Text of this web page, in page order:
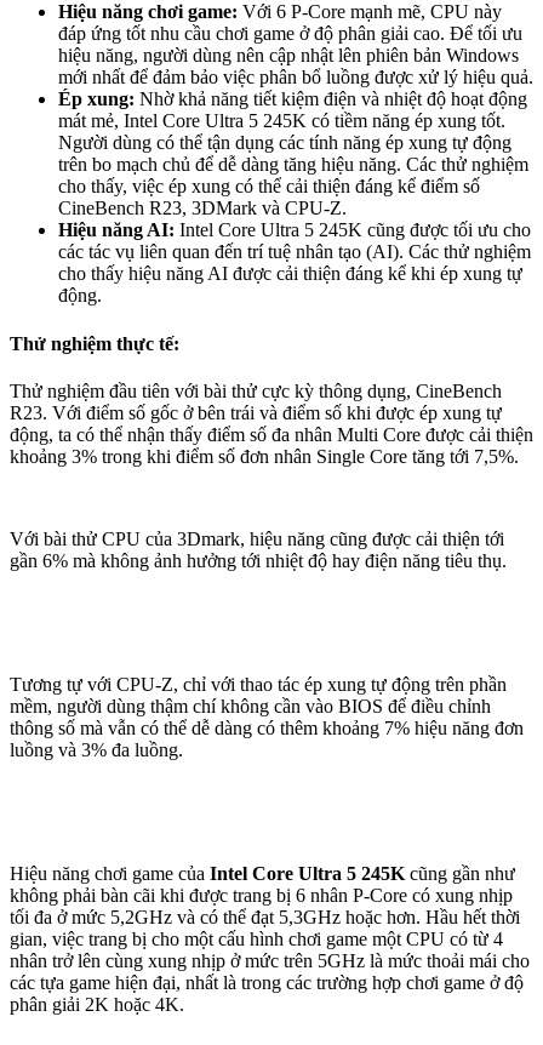
Hiệu năng chơi game: Với 6 P-Core mạnh mẽ, CPU này
đáp ứng tốt nhu cầu chơi game ở độ phân giải cao. Để tối ưu
hiệu năng, người dùng nên cập nhật lên phiên bản Windows
mới nhất để đảm bảo việc phân bổ luồng được xử lý hiệu quả.
Ép xung: Nhờ khả năng tiết kiệm điện và nhiệt độ hoạt động
mát mẻ, Intel Core Ultra 5 245K có tiềm năng ép xung tốt.
Người dùng có thể tận dụng các tính năng ép xung tự động
trên bo mạch chủ để dễ dàng tăng hiệu năng. Các thử nghiệm
cho thấy, việc ép xung có thể cải thiện đáng kể điểm số
CineBench R23, 3DMark và CPU-Z.
Hiệu năng AI: Intel Core Ultra 5 245K cũng được tối ưu cho
các tác vụ liên quan đến trí tuệ nhân tạo (AI). Các thử nghiệm
cho thấy hiệu năng AI được cải thiện đáng kể khi ép xung tự
động.
Thử nghiệm thực tế:
Thử nghiệm đầu tiên với bài thử cực kỳ thông dụng, CineBench
R23. Với điểm số gốc ở bên trái và điểm số khi được ép xung tự
động, ta có thể nhận thấy điểm số đa nhân Multi Core được cải thiện
khoảng 3% trong khi điểm số đơn nhân Single Core tăng tới 7,5%.
Với bài thử CPU của 3Dmark, hiệu năng cũng được cải thiện tới
gần 6% mà không ảnh hưởng tới nhiệt độ hay điện năng tiêu thụ.
Tương tự với CPU-Z, chỉ với thao tác ép xung tự động trên phần
mềm, người dùng thậm chí không cần vào BIOS để điều chỉnh
thông số mà vẫn có thể dễ dàng có thêm khoảng 7% hiệu năng đơn
luồng và 3% đa luồng.
Hiệu năng chơi game của Intel Core Ultra 5 245K cũng gần như
không phải bàn cãi khi được trang bị 6 nhân P-Core có xung nhịp
tối đa ở mức 5,2GHz và có thể đạt 5,3GHz hoặc hơn. Hầu hết thời
gian, việc trang bị cho một cấu hình chơi game một CPU có từ 4
nhân trở lên cùng xung nhịp ở mức trên 5GHz là mức thoải mái cho
các tựa game hiện đại, nhất là trong các trường hợp chơi game ở độ
phân giải 2K hoặc 4K.